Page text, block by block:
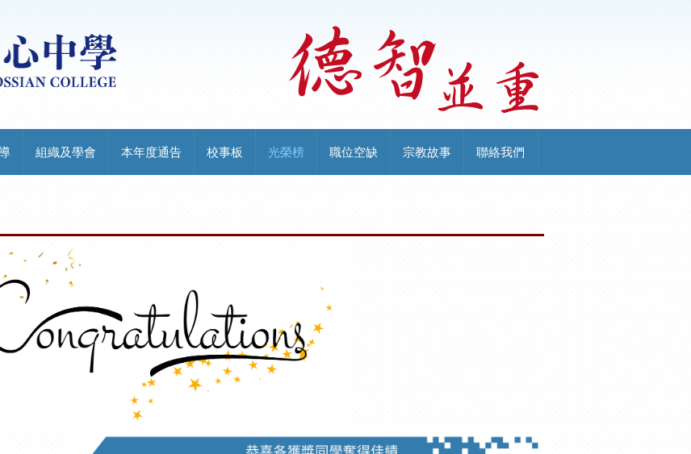
組織及學會 本年度通告 校事板 光榮榜 職位空缺 宗教故事 聯絡我們